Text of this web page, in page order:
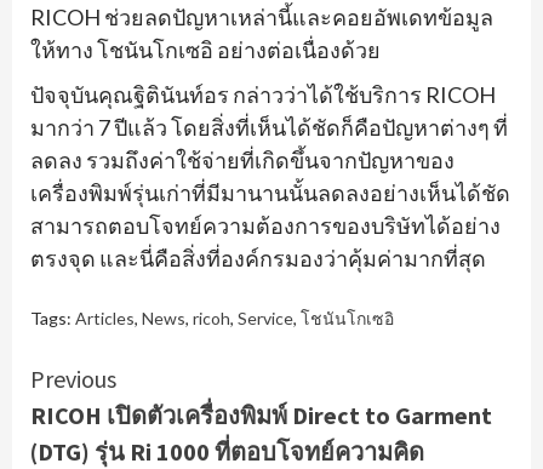
RICOH ช่วยลดปัญหาเหล่านี้และคอยอัพเดทข้อมูล
ให้ทาง โชนันโกเซอิ อย่างต่อเนื่องด้วย
ปัจจุบันคุณฐิตินันท์อร กล่าวว่าได้ใช้บริการ RICOH
มากว่า 7 ปีแล้ว โดยสิ่งที่เห็นได้ชัดก็คือปัญหาต่างๆ ที่
ลดลง รวมถึงค่าใช้จ่ายที่เกิดขึ้นจากปัญหาของ
เครื่องพิมพ์รุ่นเก่าที่มีมานานนั้นลดลงอย่างเห็นได้ชัด
สามารถตอบโจทย์ความต้องการของบริษัทได้อย่าง
ตรงจุด และนี่คือสิ่งที่องค์กรมองว่าคุ้มค่ามากที่สุด
Tags: Articles, News, ricoh, Service, โชนันโกเซอิ
Continue
Reading
Previous
RICOH เปิดตัวเครื่องพิมพ์ Direct to Garment
(DTG) รุ่น Ri 1000 ที่ตอบโจทย์ความคิด